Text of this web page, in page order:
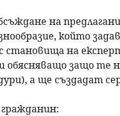
на
който
становища на
обясняващо защо
а ще създадат